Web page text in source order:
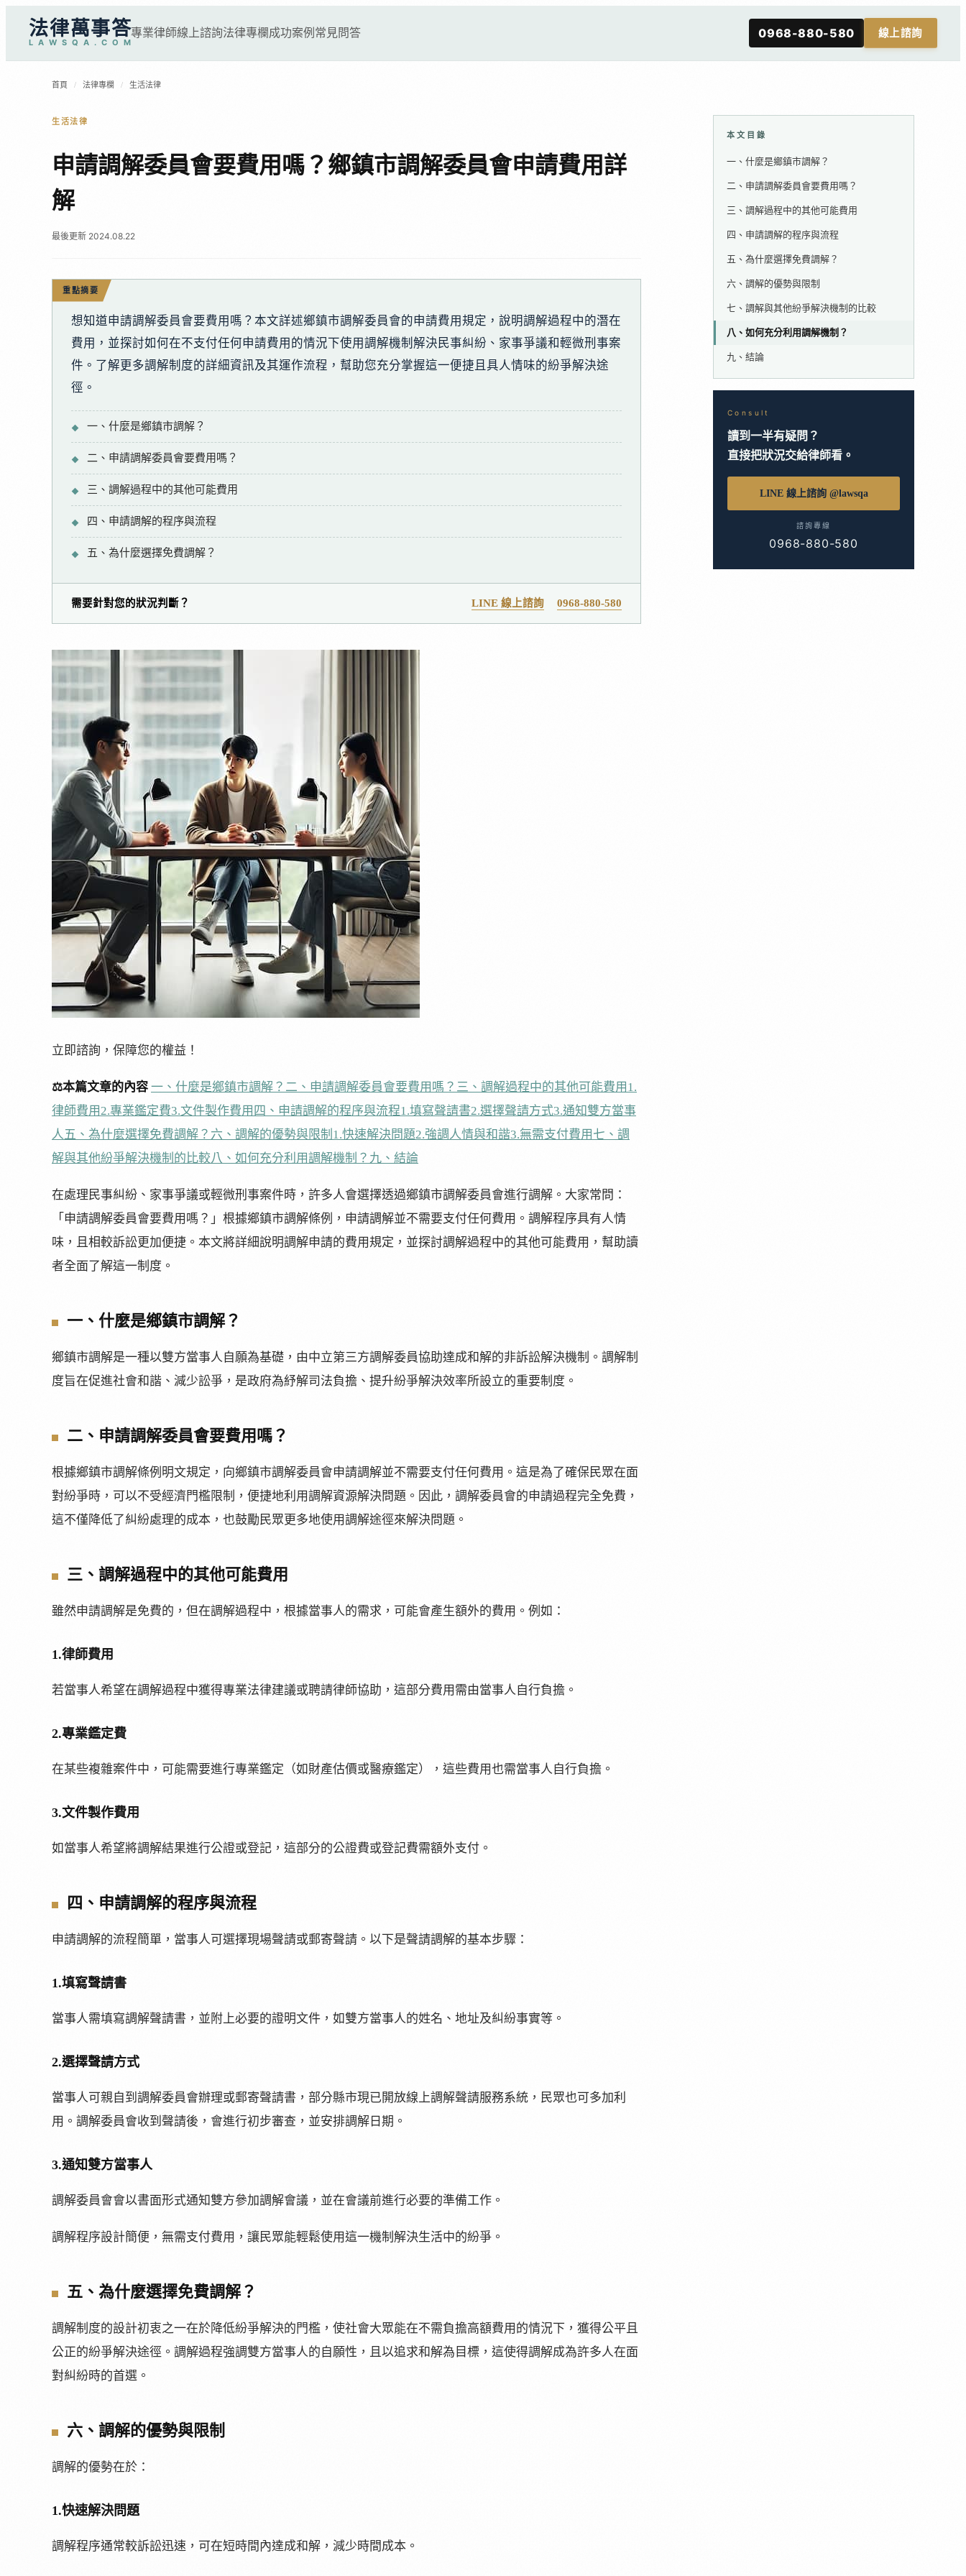
法律萬事答
L A W S Q A . C O M
專業律師線上諮詢法律專欄成功案例 常見問答 0968-880-580 線上諮詢
首頁 / 法律專欄 / 生活法律
生活法律
申請調解委員會要費用嗎？鄉鎮市調解委員會申請費用詳
解
最後更新 2024.08.22
重點摘要
想知道申請調解委員會要費用嗎？本文詳述鄉鎮市調解委員會的申請費用規定，說明調解過程中的潛在
費用，並探討如何在不支付任何申請費用的情況下使用調解機制解決民事糾紛、家事爭議和輕微刑事案
件。了解更多調解制度的詳細資訊及其運作流程，幫助您充分掌握這一便捷且具人情味的紛爭解決途
徑。
一、什麼是鄉鎮市調解？
二、申請調解委員會要費用嗎？
三、調解過程中的其他可能費用
四、申請調解的程序與流程
五、為什麼選擇免費調解？
需要針對您的狀況判斷？ LINE 線上諮詢 0968-880-580
立即諮詢，保障您的權益！
⚖️本篇文章的內容 一、什麼是鄉鎮市調解？ 二、申請調解委員會要費用嗎？ 三、調解過程中的其他可能費用 1.
律師費用 2.專業鑑定費3.文件製作費用 四、申請調解的程序與流程1.填寫聲請書2.選擇聲請方式3.通知雙方當事
人 五、為什麼選擇免費調解？ 六、調解的優勢與限制 1.快速解決問題2.強調人情與和諧3.無需支付費用 七、調
解與其他紛爭解決機制的比較八、如何充分利用調解機制？ 九、結論
在處理民事糾紛、家事爭議或輕微刑事案件時，許多人會選擇透過鄉鎮市調解委員會進行調解。大家常問：
「申請調解委員會要費用嗎？」根據鄉鎮市調解條例，申請調解並不需要支付任何費用。調解程序具有人情
味，且相較訴訟更加便捷。本文將詳細說明調解申請的費用規定，並探討調解過程中的其他可能費用，幫助讀
者全面了解這一制度。
一、什麼是鄉鎮市調解？
鄉鎮市調解是一種以雙方當事人自願為基礎，由中立第三方調解委員協助達成和解的非訴訟解決機制。調解制
度旨在促進社會和諧、減少訟爭，是政府為紓解司法負擔、提升紛爭解決效率所設立的重要制度。
二、申請調解委員會要費用嗎？
根據鄉鎮市調解條例明文規定，向鄉鎮市調解委員會申請調解並不需要支付任何費用。這是為了確保民眾在面
對紛爭時，可以不受經濟門檻限制，便捷地利用調解資源解決問題。因此，調解委員會的申請過程完全免費，
這不僅降低了糾紛處理的成本，也鼓勵民眾更多地使用調解途徑來解決問題。
三、調解過程中的其他可能費用
雖然申請調解是免費的，但在調解過程中，根據當事人的需求，可能會產生額外的費用。例如：
1.律師費用
若當事人希望在調解過程中獲得專業法律建議或聘請律師協助，這部分費用需由當事人自行負擔。
2.專業鑑定費
在某些複雜案件中，可能需要進行專業鑑定（如財產估價或醫療鑑定），這些費用也需當事人自行負擔。
3.文件製作費用
如當事人希望將調解結果進行公證或登記，這部分的公證費或登記費需額外支付。
四、申請調解的程序與流程
申請調解的流程簡單，當事人可選擇現場聲請或郵寄聲請。以下是聲請調解的基本步驟：
1.填寫聲請書
當事人需填寫調解聲請書，並附上必要的證明文件，如雙方當事人的姓名、地址及糾紛事實等。
2.選擇聲請方式
當事人可親自到調解委員會辦理或郵寄聲請書，部分縣市現已開放線上調解聲請服務系統，民眾也可多加利
用。調解委員會收到聲請後，會進行初步審查，並安排調解日期。
3.通知雙方當事人
調解委員會會以書面形式通知雙方參加調解會議，並在會議前進行必要的準備工作。
調解程序設計簡便，無需支付費用，讓民眾能輕鬆使用這一機制解決生活中的紛爭。
五、為什麼選擇免費調解？
調解制度的設計初衷之一在於降低紛爭解決的門檻，使社會大眾能在不需負擔高額費用的情況下，獲得公平且
公正的紛爭解決途徑。調解過程強調雙方當事人的自願性，且以追求和解為目標，這使得調解成為許多人在面
對糾紛時的首選。
六、調解的優勢與限制
調解的優勢在於：
1.快速解決問題
調解程序通常較訴訟迅速，可在短時間內達成和解，減少時間成本。
本文目錄
一、什麼是鄉鎮市調解？
二、申請調解委員會要費用嗎？
三、調解過程中的其他可能費用
四、申請調解的程序與流程
五、為什麼選擇免費調解？
六、調解的優勢與限制
七、調解與其他紛爭解決機制的比較
八、如何充分利用調解機制？
九、結論
Consult
讀到一半有疑問？
直接把狀況交給律師看。
LINE 線上諮詢 @lawsqa
諮詢專線
0968-880-580